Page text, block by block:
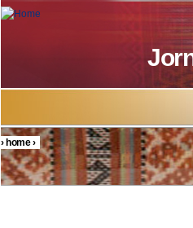
You are here
›home›
DECRETO